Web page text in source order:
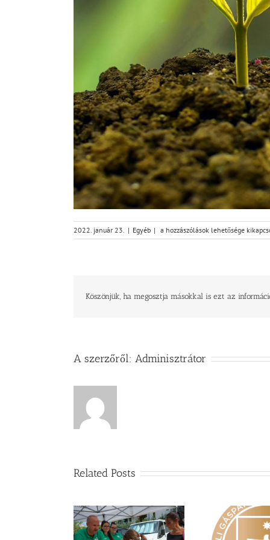
2022. január 23. | Egyéb | A
lelki
a hozzászólások lehetősége
Köszönjük, ha megosztja másokkal is ezt az
A szerzőről: Adminisztrátor
Related Posts